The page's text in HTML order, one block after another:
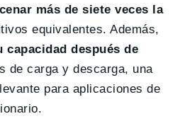
más de siete veces la
equivalentes. Además,
capacidad después de
de carga y descarga, una
para aplicaciones de